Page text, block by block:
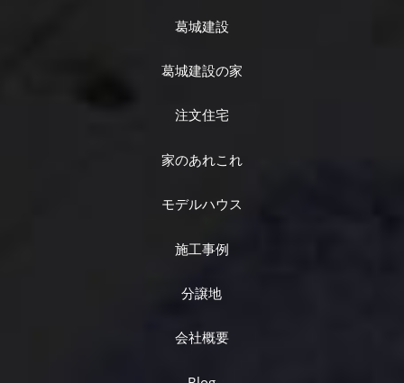
葛城建設
葛城建設の家
注文住宅
家のあれこれ
モデルハウス
施工事例
分譲地
会社概要